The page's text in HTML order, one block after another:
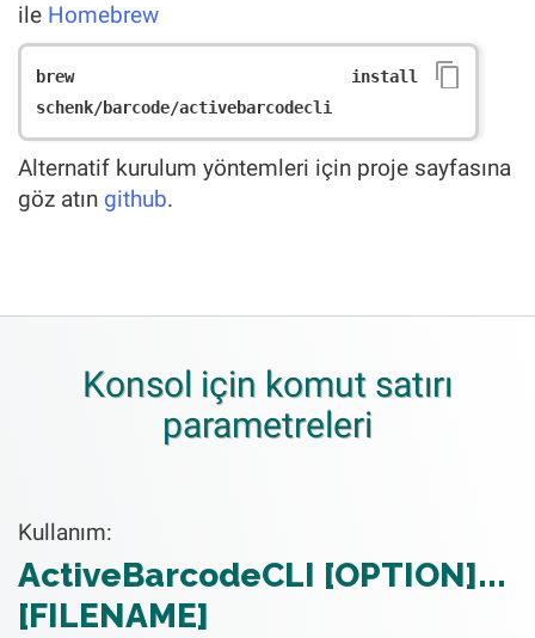
ile Homebrew
brew install
schenk/barcode/activebarcodecli
Alternatif kurulum yöntemleri için proje sayfasına
göz atın github.
Konsol için komut satırı
parametreleri
Kullanım:
ActiveBarcodeCLI [OPTION]...
[FILENAME]